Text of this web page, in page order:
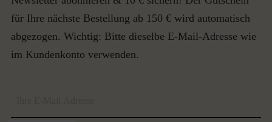
für Ihre nächste Bestellung ab 150 € wird automatisch
abgezogen. Wichtig: Bitte dieselbe E-Mail-Adresse wie
im Kundenkonto verwenden.